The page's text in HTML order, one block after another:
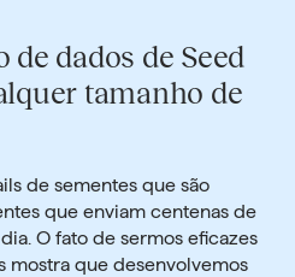
de dados de Seed
tamanho de
de sementes que são
que enviam centenas de
O fato de sermos eficazes
mostra que desenvolvemos